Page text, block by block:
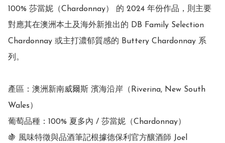
100% 莎當妮（Chardonnay） 的 2024 年份作品，則主要
對應其在澳洲本土及海外新推出的 DB Family Selection
Chardonnay 或主打濃郁質感的 Buttery Chardonnay 系
列。
產區：澳洲新南威爾斯 濱海沿岸（Riverina, New South
Wales）
葡萄品種：100% 夏多內 / 莎當妮（Chardonnay）
🍇 風味特徵與品酒筆記根據德保利官方釀酒師 Joel